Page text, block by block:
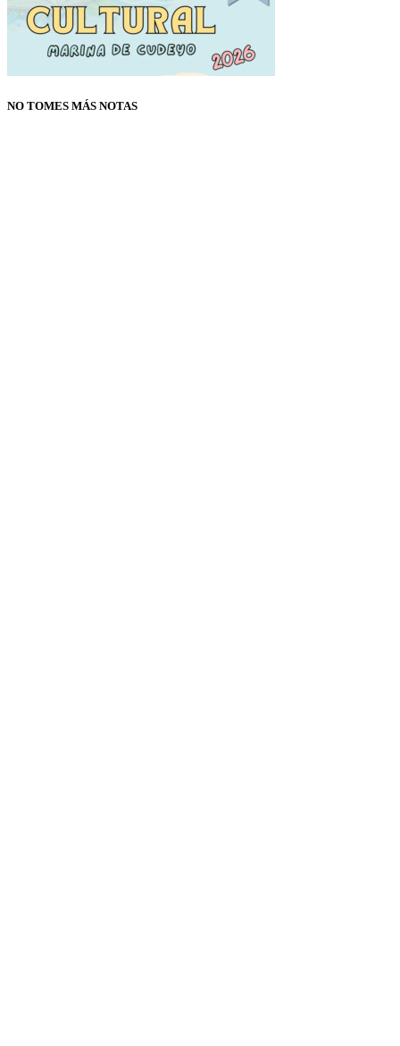
NO TOMES MÁS NOTAS